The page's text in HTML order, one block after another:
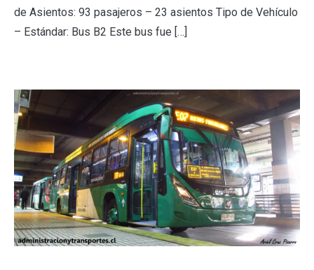
de Asientos: 93 pasajeros – 23 asientos Tipo de Vehículo
– Estándar: Bus B2 Este bus fue […]